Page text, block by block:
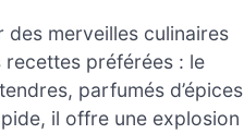
des merveilles culinaires
recettes préférées : le
parfumés d’épices
il offre une explosion